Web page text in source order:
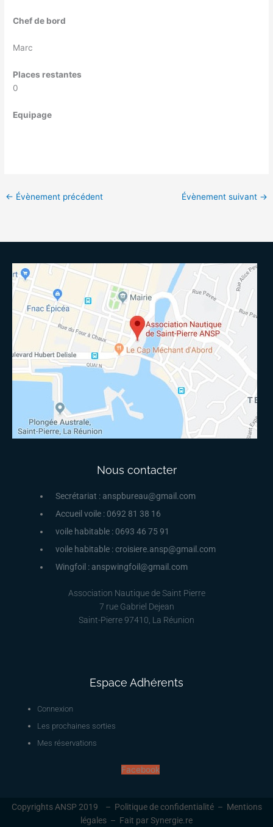
Chef de bord
Marc
Places restantes
0
Equipage
← Évènement précédent Évènement suivant →
Nous contacter
Secrétariat : anspbureau@gmail.com
Accueil voile : 0692 81 38 16
voile habitable : 0693 46 75 91
voile habitable : croisiere.ansp@gmail.com
Wingfoil : anspwingfoil@gmail.com
Association Nautique de Saint Pierre
7 rue Gabriel Dejean
Saint-Pierre 97410, La Réunion
Espace Adhérents
Connexion
Les prochaines sorties
Mes réservations
Facebook
Copyrights ANSP 2019 – Politique de confidentialité– Mentions
légales – Fait par Synergie.re